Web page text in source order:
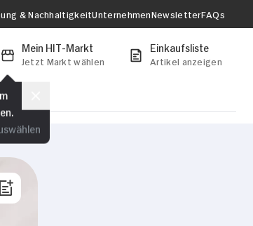
& NachhaltigkeitUnternehmenNewsletterFAQs
Mein HIT-Markt
Jetzt Markt wählen
Einkaufsliste
Artikel anzeigen